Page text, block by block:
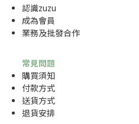
認識zuzu
成為會員
業務及批發合作
常見問題
購買須知
付款方式
送貨方式
退貨安排